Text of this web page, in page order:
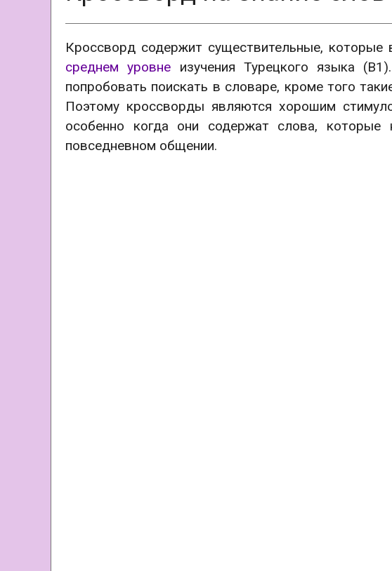
Кроссворд содержит существительные, которые
среднем уровне изучения Турецкого языка
попробовать поискать в словаре, кроме того
Поэтому кроссворды являются хорошим
особенно когда они содержат слова,
повседневном общении.